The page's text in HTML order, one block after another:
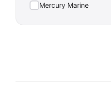
Mercury Marine